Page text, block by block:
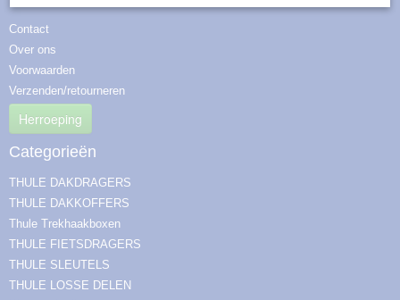
Contact
Over ons
Voorwaarden
Verzenden/retourneren
Herroeping
Categorieën
THULE DAKDRAGERS
THULE DAKKOFFERS
Thule Trekhaakboxen
THULE FIETSDRAGERS
THULE SLEUTELS
THULE LOSSE DELEN